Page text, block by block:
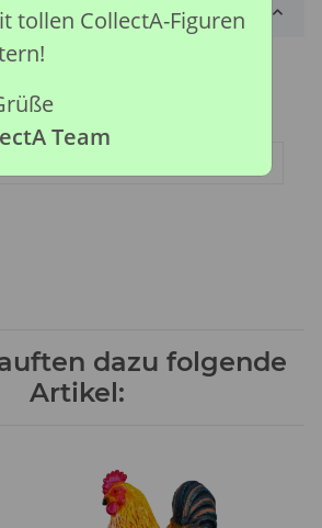
Futter und begrenzte
und Wasser verwerten.
dazu folgende
Artikel:
tollen CollectA-Figuren
Team